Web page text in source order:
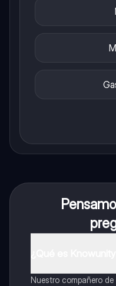
Nuestro compañero